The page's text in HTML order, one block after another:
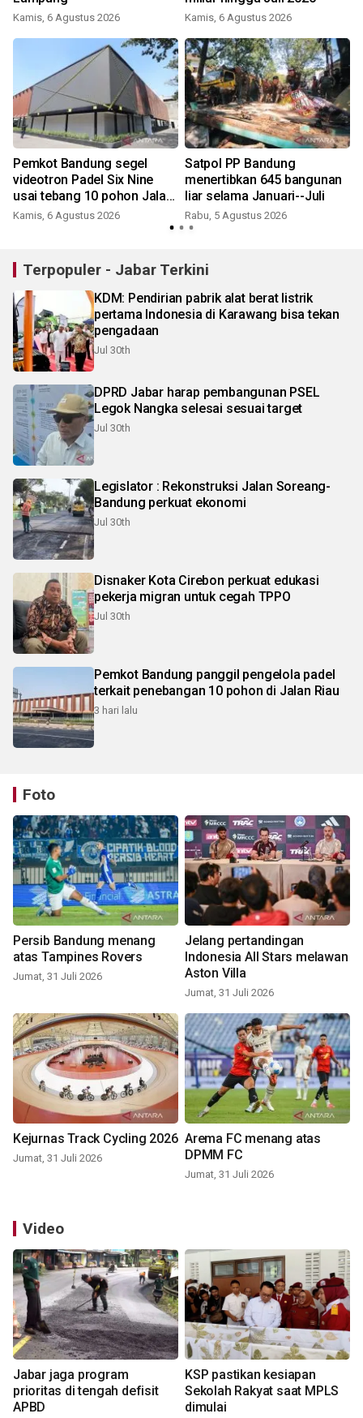
Kamis, 6 Agustus 2026 Kamis, 6 Agustus 2026
Pemkot Bandung segel
videotron Padel Six Nine
usai tebang 10 pohon Jalan
Riau
Kamis, 6 Agustus 2026
Satpol PP Bandung
menertibkan 645 bangunan
liar selama Januari--Juli
Rabu, 5 Agustus 2026
Terpopuler - Jabar Terkini
KDM: Pendirian pabrik alat berat listrik
pertama Indonesia di Karawang bisa tekan
pengadaan
Jul 30th
DPRD Jabar harap pembangunan PSEL
Legok Nangka selesai sesuai target
Jul 30th
Legislator : Rekonstruksi Jalan Soreang-
Bandung perkuat ekonomi
Jul 30th
Disnaker Kota Cirebon perkuat edukasi
pekerja migran untuk cegah TPPO
Jul 30th
Pemkot Bandung panggil pengelola padel
terkait penebangan 10 pohon di Jalan Riau
3 hari lalu
Foto
Persib Bandung menang
atas Tampines Rovers
Jumat, 31 Juli 2026
Jelang pertandingan
Indonesia All Stars melawan
Aston Villa
Jumat, 31 Juli 2026
Kejurnas Track Cycling 2026
Jumat, 31 Juli 2026
Arema FC menang atas
DPMM FC
Jumat, 31 Juli 2026
Video
Jabar jaga program
prioritas di tengah defisit
APBD
KSP pastikan kesiapan
Sekolah Rakyat saat MPLS
dimulai